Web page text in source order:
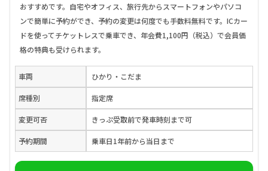
おすすめです。自宅やオフィス、旅行先からスマートフォンやパソコ
ンで簡単に予約ができ、予約の変更は何度でも手数料無料です。ICカー
ドを使ってチケットレスで乗車でき、年会費1,100円（税込）で会員価
格の特典も受けられます。
車両 ひかり・こだま
席種別 指定席
変更可否 きっぷ受取前で発車時刻まで可
予約期間 乗車日1年前から当日まで